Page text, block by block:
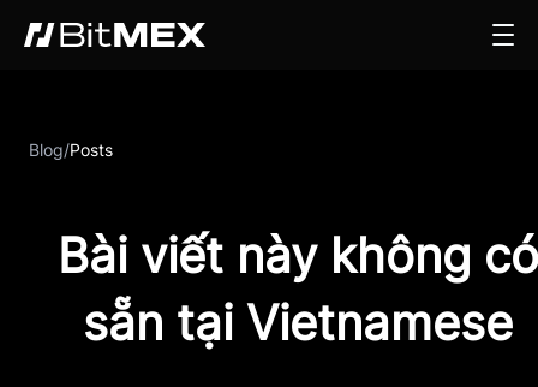
Blog/Posts
Bài viết này không có
sẵn tại Vietnamese